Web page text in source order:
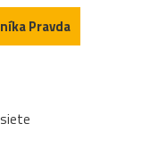
Pravda